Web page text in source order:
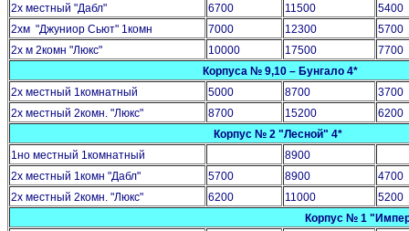
2х местный "Дабл"
6700 11500
5400
2хм "Джуниор Сьют" 1комн
7000 12300
5700
2х м 2комн "Люкс"
10000 17500
7700
Корпуса № 9,10 – Бунгало 4*
2х местный 1комнатный
5000 8700
3700
2х местный 2комн. "Люкс"
8700 15200
6200
Корпус № 2 "Лесной" 4*
1но местный 1комнатный
8900
2х местный 1комн "Дабл"
5700 8900
4700
2х местный 2комн. "Люкс"
6200 11000
5200
Корпус № 1